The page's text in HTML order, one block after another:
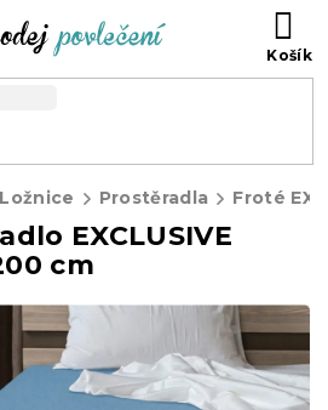
Ložnice Prostěradla Froté
EXCLUSIVE
cm